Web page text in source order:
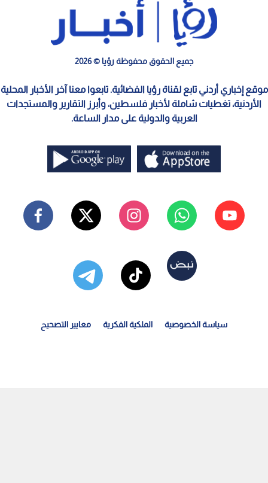
جميع الحقوق محفوظة رؤيا © 2026
موقع إخباري أردني تابع لقناة رؤيا الفضائية. تابعوا معنا آخر الأخبار المحلية
الأردنية، تغطيات شاملة لأخبار فلسطين، وأبرز التقارير والمستجدات
العربية والدولية على مدار الساعة.
سياسة الخصوصية الملكية الفكرية معايير التصحيح